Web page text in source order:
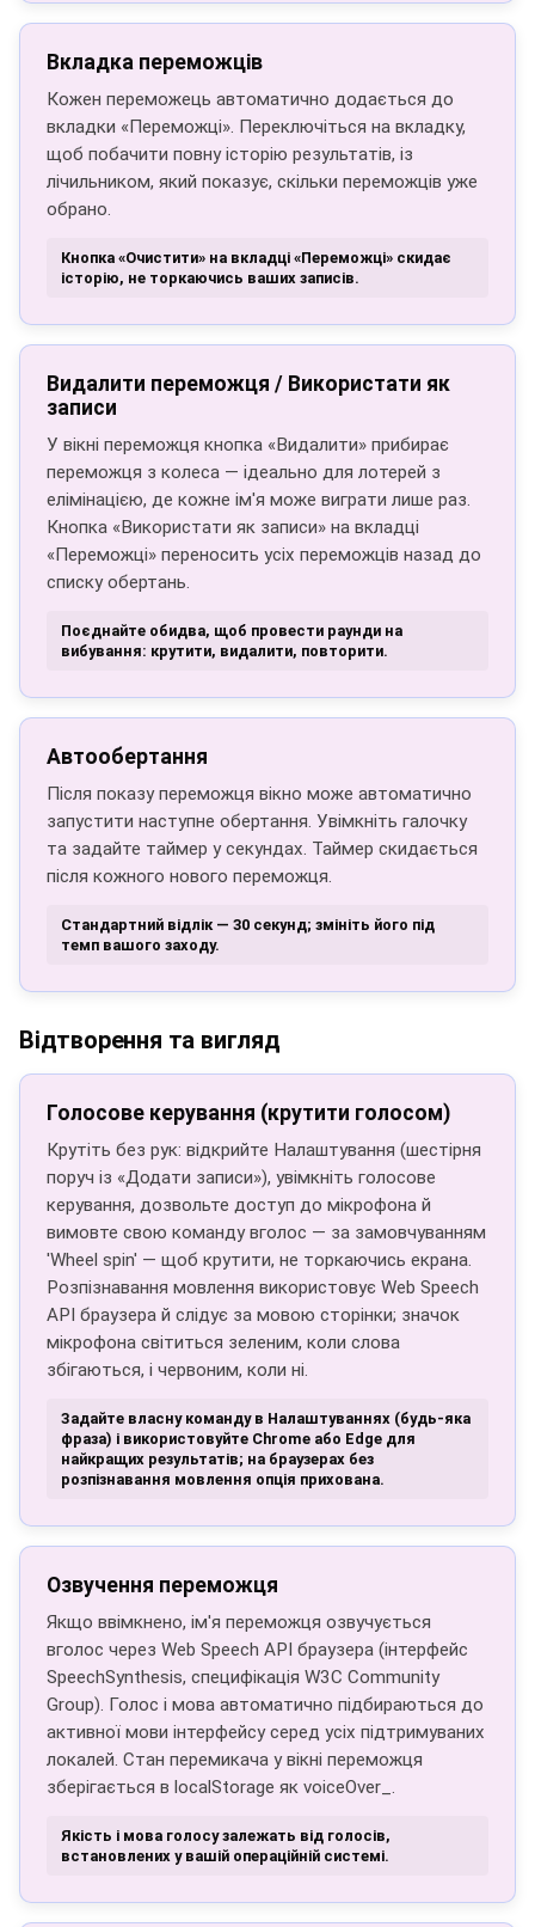
Вкладка переможців
Кожен переможець автоматично додається до
вкладки «Переможці». Переключіться на вкладку,
щоб побачити повну історію результатів, із
лічильником, який показує, скільки переможців уже
обрано.
Кнопка «Очистити» на вкладці «Переможці» скидає
історію, не торкаючись ваших записів.
Видалити переможця / Використати як
записи
У вікні переможця кнопка «Видалити» прибирає
переможця з колеса — ідеально для лотерей з
елімінацією, де кожне ім'я може виграти лише раз.
Кнопка «Використати як записи» на вкладці
«Переможці» переносить усіх переможців назад до
списку обертань.
Поєднайте обидва, щоб провести раунди на
вибування: крутити, видалити, повторити.
Автообертання
Після показу переможця вікно може автоматично
запустити наступне обертання. Увімкніть галочку
та задайте таймер у секундах. Таймер скидається
після кожного нового переможця.
Стандартний відлік — 30 секунд; змініть його під
темп вашого заходу.
Відтворення та вигляд
Голосове керування (крутити голосом)
Крутіть без рук: відкрийте Налаштування (шестірня
поруч із «Додати записи»), увімкніть голосове
керування, дозвольте доступ до мікрофона й
вимовте свою команду вголос — за замовчуванням
'Wheel spin' — щоб крутити, не торкаючись екрана.
Розпізнавання мовлення використовує Web Speech
API браузера й слідує за мовою сторінки; значок
мікрофона світиться зеленим, коли слова
збігаються, і червоним, коли ні.
Задайте власну команду в Налаштуваннях (будь-яка
фраза) і використовуйте Chrome або Edge для
найкращих результатів; на браузерах без
розпізнавання мовлення опція прихована.
Озвучення переможця
Якщо ввімкнено, ім'я переможця озвучується
вголос через Web Speech API браузера (інтерфейс
SpeechSynthesis, специфікація W3C Community
Group). Голос і мова автоматично підбираються до
активної мови інтерфейсу серед усіх підтримуваних
локалей. Стан перемикача у вікні переможця
зберігається в localStorage як voiceOver_ .
Якість і мова голосу залежать від голосів,
встановлених у вашій операційній системі.